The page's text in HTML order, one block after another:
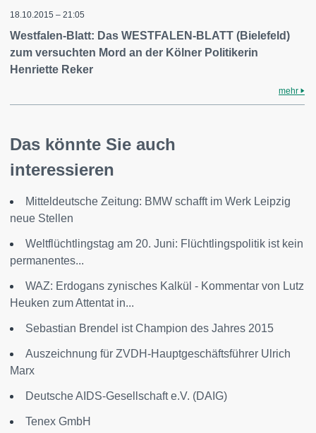
18.10.2015 – 21:05
Westfalen-Blatt: Das WESTFALEN-BLATT (Bielefeld)
zum versuchten Mord an der Kölner Politikerin
Henriette Reker
mehr
Das könnte Sie auch
interessieren
Mitteldeutsche Zeitung: BMW schafft im Werk Leipzig
neue Stellen
Weltflüchtlingstag am 20. Juni: Flüchtlingspolitik ist kein
permanentes...
WAZ: Erdogans zynisches Kalkül - Kommentar von Lutz
Heuken zum Attentat in...
Sebastian Brendel ist Champion des Jahres 2015
Auszeichnung für ZVDH-Hauptgeschäftsführer Ulrich
Marx
Deutsche AIDS-Gesellschaft e.V. (DAIG)
Tenex GmbH